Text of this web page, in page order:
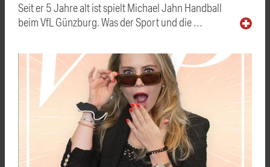
Seit er 5 Jahre alt ist spielt Michael Jahn Handball
beim VfL Günzburg. Was der Sport und die …